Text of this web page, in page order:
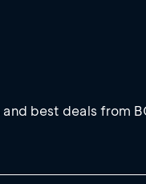
best deals from